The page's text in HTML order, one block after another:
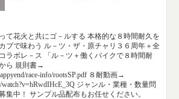
て花火と共にゴ－ルする 本格的な８時間耐久を
ブで味わう ル－ツ・ザ・原チャリ３６周年＋全
ラボレ－ス 「ル－ツ＋働くバイクで８時間耐
から 規則書→
race-info/rootsSP.pdf ８耐動画→
watch?v=hRwdIHcE_3Q ジャンル・業種・数量問
集中！ サンプル品配布もお任せください。